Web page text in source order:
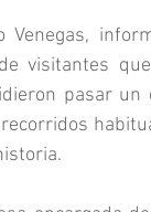
Venegas,
visitantes
pasar un